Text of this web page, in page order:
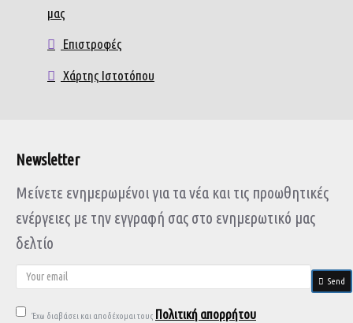
μας
Επιστροφές
Χάρτης Ιστοτόπου
Newsletter
Μείνετε ενημερωμένοι για τα νέα και τις προωθητικές
ενέργειες με την εγγραφή σας στο ενημερωτικό μας
δελτίο
Send
Έχω διαβάσει και αποδέχομαι τους Πολιτική απορρήτου